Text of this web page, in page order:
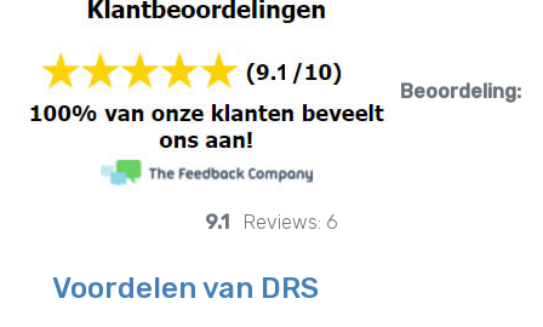
Beoordeling:
9.1 Reviews: 6
Voordelen van DRS